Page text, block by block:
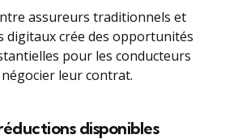
assureurs traditionnels et
digitaux crée des opportunités
pour les conducteurs
leur contrat.
disponibles